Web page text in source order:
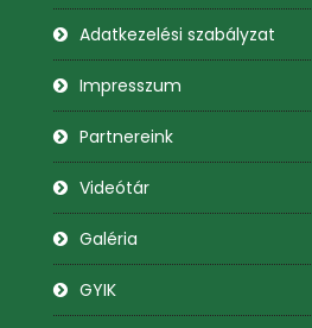
Adatkezelési szabályzat
Impresszum
Partnereink
Videótár
Galéria
GYIK